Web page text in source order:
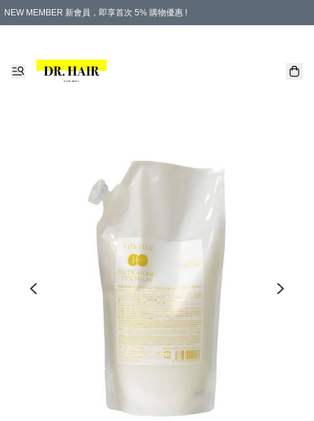
NEW MEMBER 新會員，即享首次 5% 購物優惠 !